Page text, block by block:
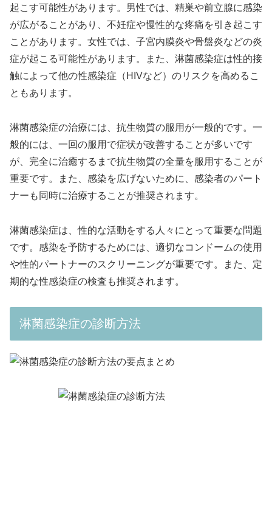
起こす可能性があります。男性では、精巣や前立腺に感染
が広がることがあり、不妊症や慢性的な疼痛を引き起こす
ことがあります。女性では、子宮内膜炎や骨盤炎などの炎
症が起こる可能性があります。また、淋菌感染症は性的接
触によって他の性感染症（HIVなど）のリスクを高めるこ
ともあります。
淋菌感染症の治療には、抗生物質の服用が一般的です。一
般的には、一回の服用で症状が改善することが多いです
が、完全に治癒するまで抗生物質の全量を服用することが
重要です。また、感染を広げないために、感染者のパート
ナーも同時に治療することが推奨されます。
淋菌感染症は、性的な活動をする人々にとって重要な問題
です。感染を予防するためには、適切なコンドームの使用
や性的パートナーのスクリーニングが重要です。また、定
期的な性感染症の検査も推奨されます。
淋菌感染症の診断方法